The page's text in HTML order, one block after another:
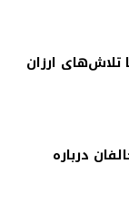
تلاش‌های ارزان
درباره